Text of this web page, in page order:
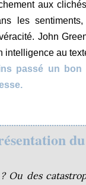
aux
les
John
intelligence au
passé un bon
Ou des